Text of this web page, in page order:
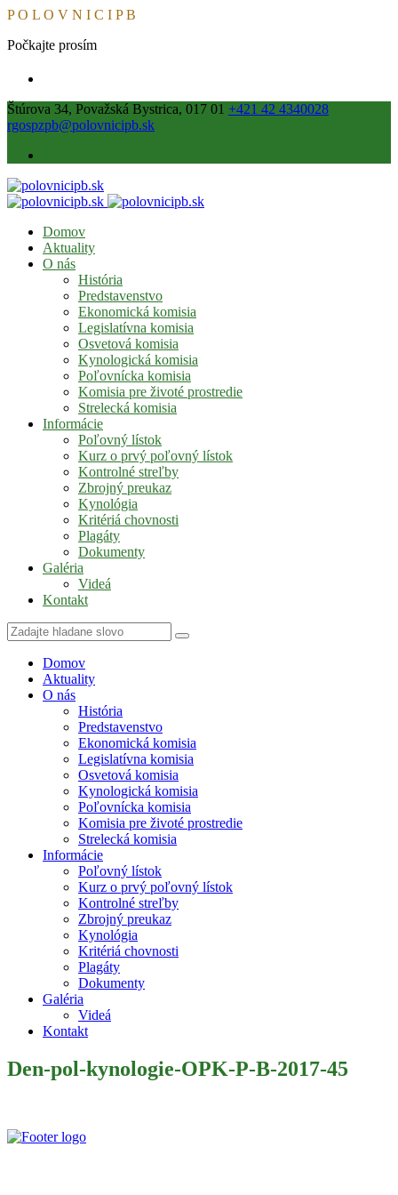
PO L O V N I C I PB
Počkajte prosím
Štúrova 34, Považská Bystrica, 017 01 +421 42 4340028
rgospzpb@polovnicipb.sk
Domov
Aktuality
O nás
História
Predstavenstvo
Ekonomická komisia
Legislatívna komisia
Osvetová komisia
Kynologická komisia
Poľovnícka komisia
Komisia pre životé prostredie
Strelecká komisia
Informácie
Poľovný lístok
Kurz o prvý poľovný lístok
Kontrolné streľby
Zbrojný preukaz
Kynológia
Kritériá chovnosti
Plagáty
Dokumenty
Galéria
Videá
Kontakt
Domov
Aktuality
O nás
História
Predstavenstvo
Ekonomická komisia
Legislatívna komisia
Osvetová komisia
Kynologická komisia
Poľovnícka komisia
Komisia pre životé prostredie
Strelecká komisia
Informácie
Poľovný lístok
Kurz o prvý poľovný lístok
Kontrolné streľby
Zbrojný preukaz
Kynológia
Kritériá chovnosti
Plagáty
Dokumenty
Galéria
Videá
Kontakt
Den-pol-kynologie-OPK-P-B-2017-45